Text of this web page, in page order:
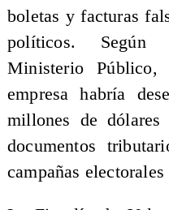
boletas y facturas
políticos.
Ministerio
empresa habría
millones de
documentos
campañas